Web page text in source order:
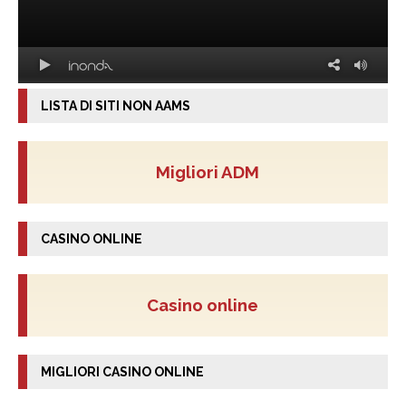
LISTA DI SITI NON AAMS
Migliori ADM
CASINO ONLINE
Casino online
MIGLIORI CASINO ONLINE